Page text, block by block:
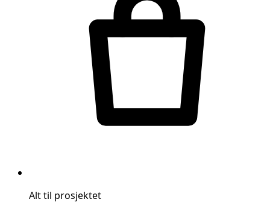
Alt til prosjektet